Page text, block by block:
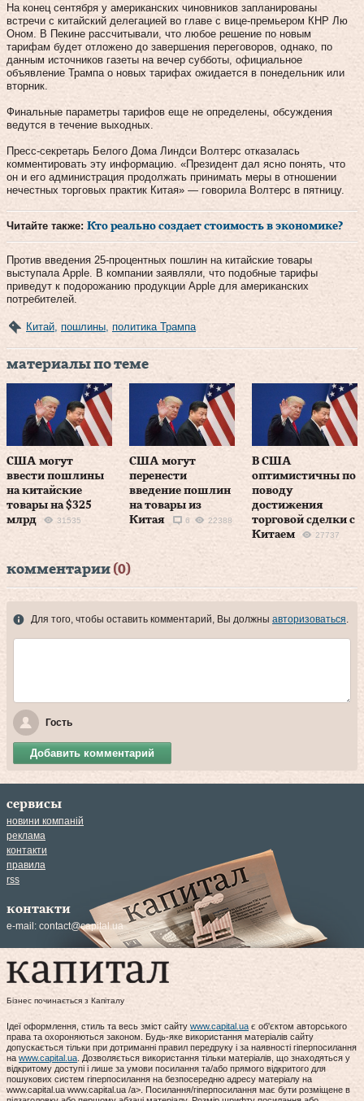
На конец сентября у американских чиновников запланированы
встречи с китайский делегацией во главе с вице-премьером КНР Лю
Оном. В Пекине рассчитывали, что любое решение по новым
тарифам будет отложено до завершения переговоров, однако, по
данным источников газеты на вечер субботы, официальное
объявление Трампа о новых тарифах ожидается в понедельник или
вторник.
Финальные параметры тарифов еще не определены, обсуждения
ведутся в течение выходных.
Пресс-секретарь Белого Дома Линдси Волтерс отказалась
комментировать эту информацию. «Президент дал ясно понять, что
он и его администрация продолжать принимать меры в отношении
нечестных торговых практик Китая» — говорила Волтерс в пятницу.
Читайте также: Кто реально создает стоимость в экономике?
Против введения 25-процентных пошлин на китайские товары
выступала Apple. В компании заявляли, что подобные тарифы
приведут к подорожанию продукции Apple для американских
потребителей.
Китай пошлины политика Трампа
материалы по теме
США могут
ввести пошлины
на китайские
товары на $325
млрд
31535
США могут
перенести
введение пошлин
на товары из
Китая
6 22388
В США
оптимистичны по
поводу
достижения
торговой сделки с
Китаем
27737
комментарии (0)
Для того, чтобы оставить комментарий, Вы должны авторизоваться.
Гость
Добавить комментарий
сервисы
новини компаній
реклама
контакти
правила
rss
контакти
e-mail: contact@capital.ua
Бізнес починається з Капіталу
Ідеї оформлення, стиль та весь зміст сайту www.capital.ua є об'єктом авторського
права та охороняються законом. Будь-яке використання матеріалів сайту
допускається тільки при дотриманні правил передруку і за наявності гіперпосилання
на www.capital.ua. Дозволяється використання тільки матеріалів, що знаходяться у
відкритому доступі і лише за умови посилання та/або прямого відкритого для
пошукових систем гіперпосилання на безпосередню адресу матеріалу на
www.capital.ua www.capital.ua /a>. Посилання/гіперпосилання має бути розміщене в